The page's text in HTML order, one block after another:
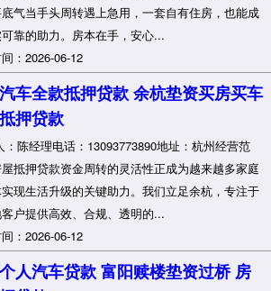
气当手头周转遇上急用，一套自有住房，也能成
靠的助力。房本在手，安心...
：2026-06-12
车全款抵押贷款 余杭垫资买房买车
押贷款
：陈经理电话：13093773890地址：杭州经营范
抵押贷款资金周转的灵活性正成为越来越多家庭
现生活升级的关键助力。我们立足余杭，专注于
户提供高效、合规、透明的...
：2026-06-12
人汽车贷款 富阳赎楼垫资过桥 房